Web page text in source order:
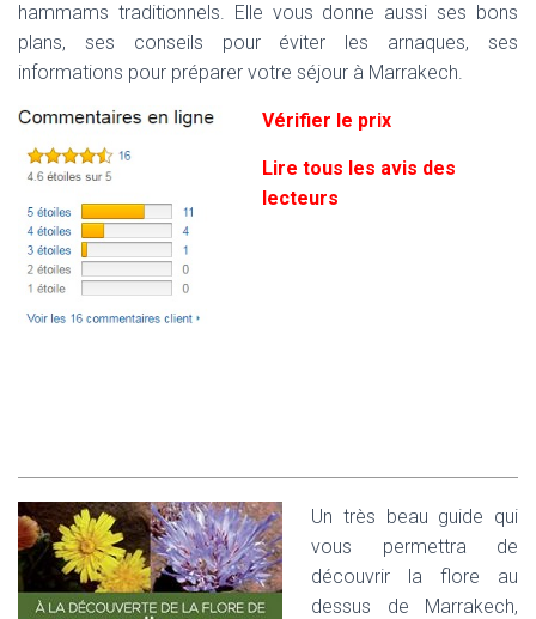
hammams traditionnels. Elle vous donne aussi ses bons
plans, ses conseils pour éviter les arnaques, ses
informations pour préparer votre séjour à Marrakech.
Vérifier le prix
Lire tous les avis des
lecteurs
Un très beau guide qui
vous permettra de
découvrir la flore au
dessus de Marrakech,